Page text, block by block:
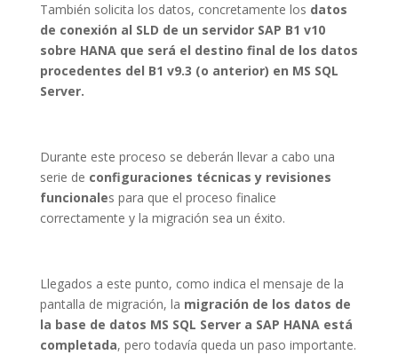
También solicita los datos, concretamente los datos
de conexión al SLD de un servidor SAP B1 v10
sobre HANA que será el destino final de los datos
procedentes del B1 v9.3 (o anterior) en MS SQL
Server.
Durante este proceso se deberán llevar a cabo una
serie de configuraciones técnicas y revisiones
funcionales para que el proceso finalice
correctamente y la migración sea un éxito.
Llegados a este punto, como indica el mensaje de la
pantalla de migración, la migración de los datos de
la base de datos MS SQL Server a SAP HANA está
completada, pero todavía queda un paso importante.